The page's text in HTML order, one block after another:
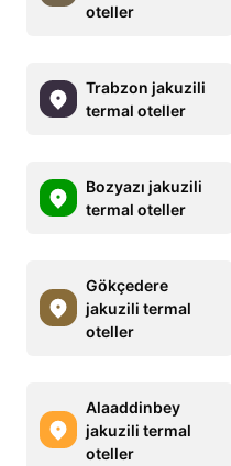
oteller
Trabzon jakuzili
termal oteller
Bozyazı jakuzili
termal oteller
Gökçedere
jakuzili termal
oteller
Alaaddinbey
jakuzili termal
oteller